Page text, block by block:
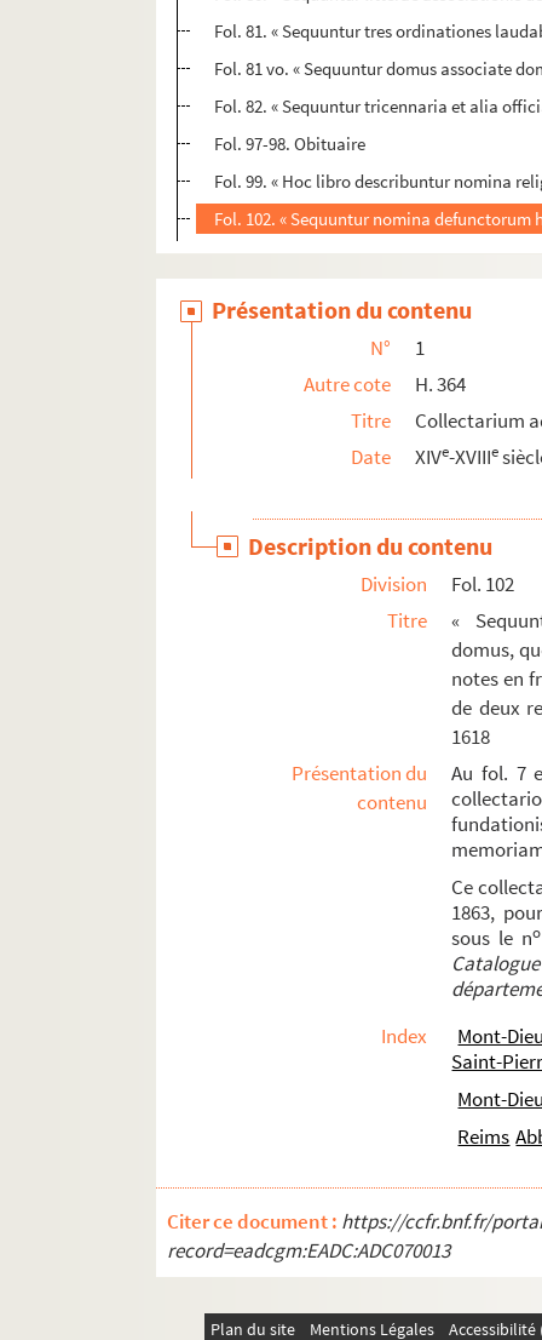
Fol. 81. « Sequuntur tres ordinationes
Fol. 81 vo. « Sequuntur domus associate
Fol. 82. « Sequuntur tricennaria et alia
Fol. 97-98. Obituaire
Fol. 99. « Hoc libro describuntur nomina
Fol. 102. « Sequuntur nomina
Présentation du contenu
N°
1
Autre cote
H. 364
Titre
Collectarium
Date
XIVe-XVIIIe
Description du contenu
Division
Fol. 102
Titre
«
domus,
notes en
de deux
1618
Présentation du
contenu
Au fol. 7
Ce
1863,
sous le no
Index
Mont-
Saint-
Mont-
Reims
Citer ce document : https://ccfr.bnf.fr/
record=eadcgm:EADC:ADC070013
Plan du site Mentions Légales